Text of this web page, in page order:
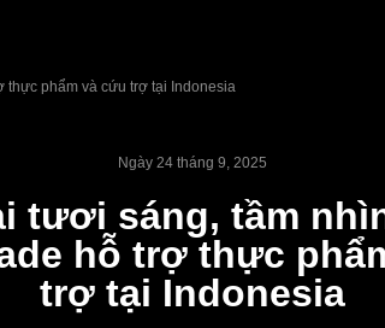
thực phẩm và cứu trợ tại Indonesia
Ngày 24 tháng 9, 2025
tươi sáng, tầm
hỗ trợ thực
trợ tại Indonesia